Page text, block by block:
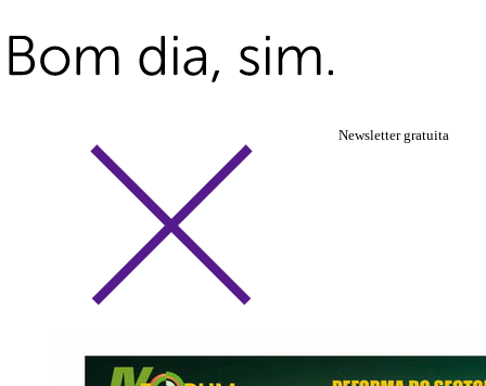
Newsletter gratuita